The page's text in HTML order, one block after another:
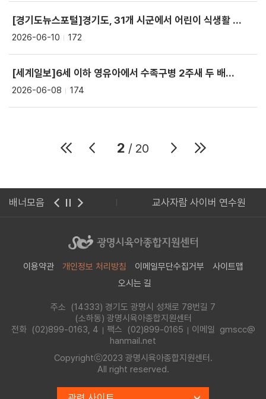
[경기도뉴스포털]경기도, 31개 시군에서 어린이 식생활 안전 뮤지컬 순회교육
2026-06-10 172
[세계일보]6세 이하 영유아에서 수족구병 2주새 두 배…어린이집 등원 자제해야
2026-06-08 174
2 / 20
배너모음
집관리시스템 교사자람 사이버 연수원
이용약관 개인정보 처리방침 이메일무단수집거부
사이트맵
오시는 길
주소 (14333) 경기도 광명시 성채로 78번길 7
(소하동) 광명시육아종합지원센터
전화 (02)899-0163, 4 팩스 (02)899-0165
이메일 gmscc@
hanmail.net
Copyrightⓒ2023 광명시육아종합지원센터.
All right reserved.